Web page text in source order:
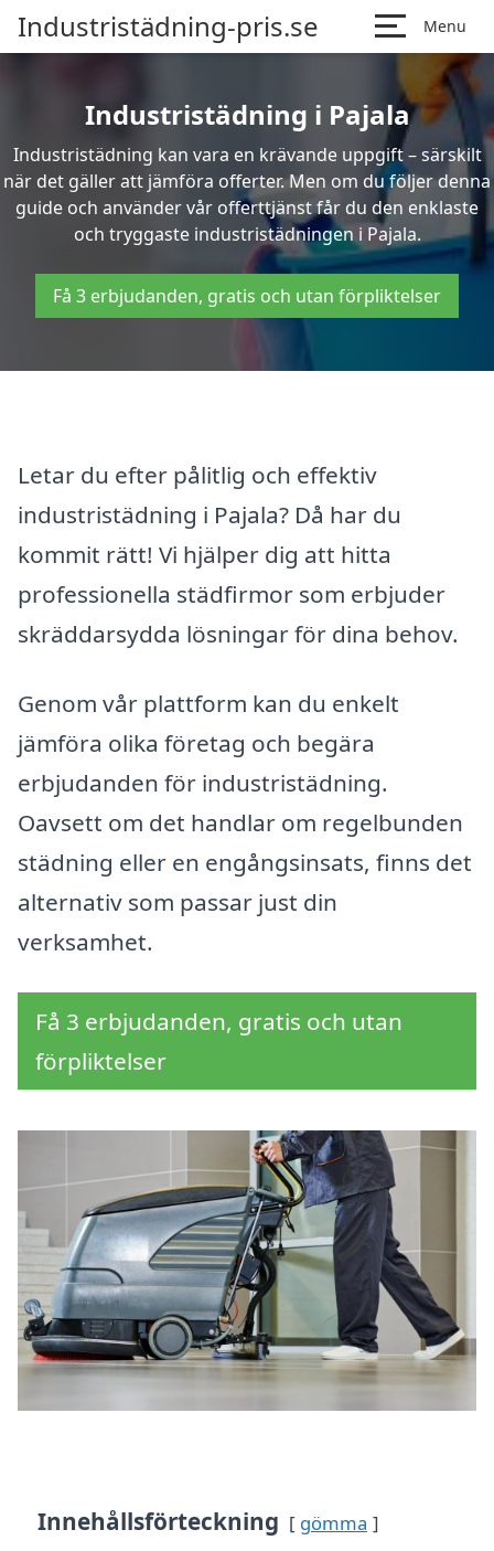
Industristädning-pris.se Menu
Industristädning i Pajala
Industristädning kan vara en krävande uppgift – särskilt
när det gäller att jämföra offerter. Men om du följer denna
guide och använder vår offerttjänst får du den enklaste
och tryggaste industristädningen i Pajala.
Få 3 erbjudanden, gratis och utan förpliktelser
Letar du efter pålitlig och effektiv
industristädning i Pajala? Då har du
kommit rätt! Vi hjälper dig att hitta
professionella städfirmor som erbjuder
skräddarsydda lösningar för dina behov.
Genom vår plattform kan du enkelt
jämföra olika företag och begära
erbjudanden för industristädning.
Oavsett om det handlar om regelbunden
städning eller en engångsinsats, finns det
alternativ som passar just din
verksamhet.
Få 3 erbjudanden, gratis och utan
förpliktelser
Innehållsförteckning gömma